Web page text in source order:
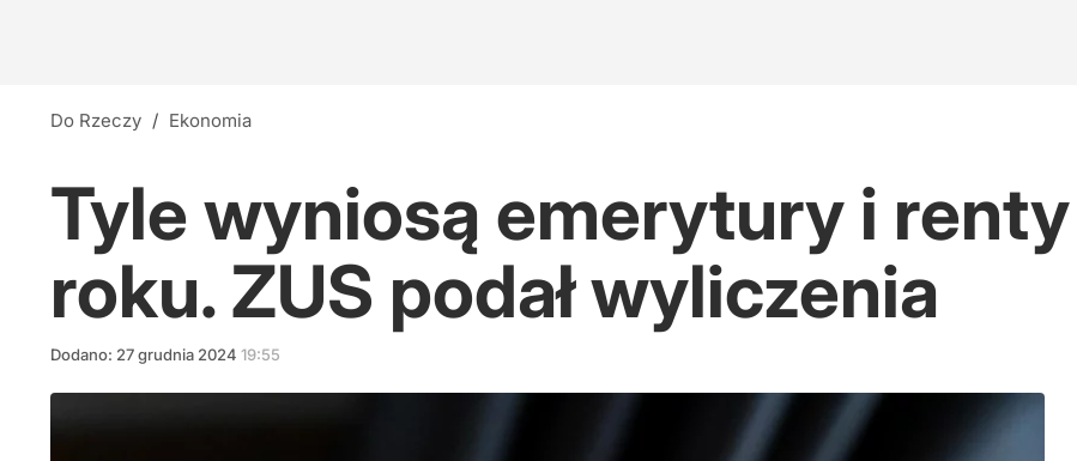
Do Rzeczy / Ekonomia
Tyle wyniosą emerytury i
roku. ZUS podał wyliczenia
Dodano: 27grudnia 2024 19:55